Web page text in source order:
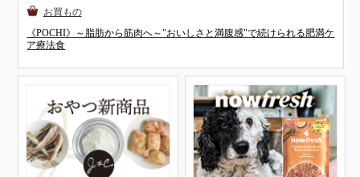
《POCHI》～脂肪から筋肉へ～"おいしさと満腹感"で続けられる肥満ケ
ア療法食